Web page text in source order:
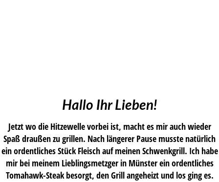
Hallo Ihr Lieben!
Jetzt wo die Hitzewelle vorbei ist, macht es mir auch wieder
Spaß draußen zu grillen. Nach längerer Pause musste natürlich
ein ordentliches Stück Fleisch auf meinen Schwenkgrill. Ich habe
mir bei meinem Lieblingsmetzger in Münster ein ordentliches
Tomahawk-Steak besorgt, den Grill angeheizt und los ging es.